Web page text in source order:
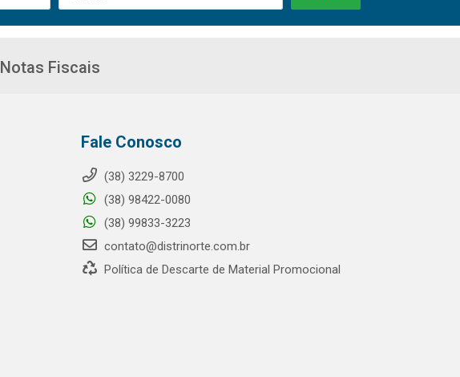
Notas Fiscais
Fale Conosco
(38) 3229-8700
(38) 98422-0080
(38) 99833-3223
contato@distrinorte.com.br
Política de Descarte de Material Promocional